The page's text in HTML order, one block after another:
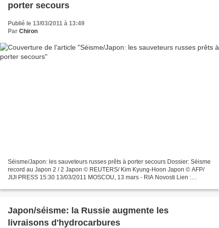
porter secours
Publié le 13/03/2011 à 13:49
Par Chiron
Séisme/Japon: les sauveteurs russes prêts à porter secours Dossier: Séisme
record au Japon 2 / 2 Japon © REUTERS/ Kim Kyung-Hoon Japon © AFP/
JIJI PRESS 15:30 13/03/2011 MOSCOU, 13 mars - RIA Novosti Lien :
Japon/séisme: la Russie augmente les
livraisons d'hydrocarbures